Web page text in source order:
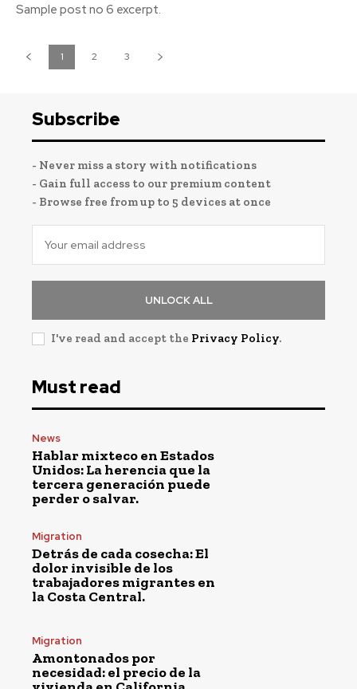
Sample post no 6 excerpt.
1 2 3
Subscribe
- Never miss a story with notifications
- Gain full access to our premium content
- Browse free from up to 5 devices at once
UNLOCK ALL
I've read and accept the Privacy Policy.
Must read
News
Hablar mixteco en Estados
Unidos: La herencia que la
tercera generación puede
perder o salvar.
Migration
Detrás de cada cosecha: El
dolor invisible de los
trabajadores migrantes en
la Costa Central.
Migration
Amontonados por
necesidad: el precio de la